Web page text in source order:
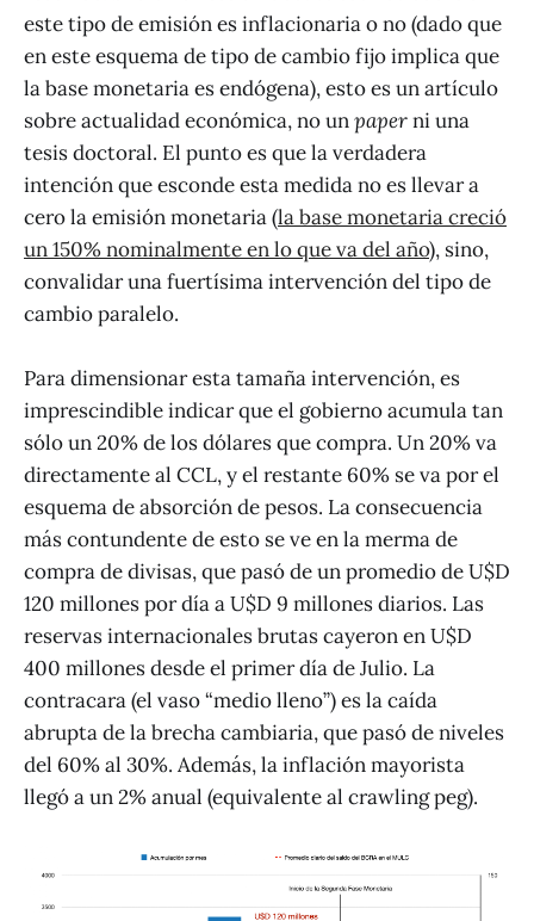
este tipo de emisión es inflacionaria o no (dado que
en este esquema de tipo de cambio fijo implica que
la base monetaria es endógena), esto es un artículo
sobre actualidad económica, no unpaperni una
tesis doctoral. El punto es que la verdadera
intención que esconde esta medida no es llevar a
cero la emisión monetaria (la base monetaria creció
un 150% nominalmente en lo que va del año), sino,
convalidar una fuertísima intervención del tipo de
cambio paralelo.
Para dimensionar esta tamaña intervención, es
imprescindible indicar que el gobierno acumula tan
sólo un 20% de los dólares que compra. Un 20% va
directamente al CCL, y el restante 60% se va por el
esquema de absorción de pesos. La consecuencia
más contundente de esto se ve en la merma de
compra de divisas, que pasó de un promedio de U$D
120 millones por día a U$D 9 millones diarios. Las
reservas internacionales brutas cayeron en U$D
400 millones desde el primer día de Julio. La
contracara (el vaso “medio lleno”) es la caída
abrupta de la brecha cambiaria, que pasó de niveles
del 60% al 30%. Además, la inflación mayorista
llegó a un 2% anual (equivalente al crawling peg).